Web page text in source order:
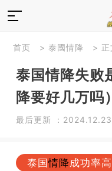
首页 > 泰國情降 > 正
泰国情降失败
降要好几万吗）
最后更新 ：2024.12.23
泰国情降成功率